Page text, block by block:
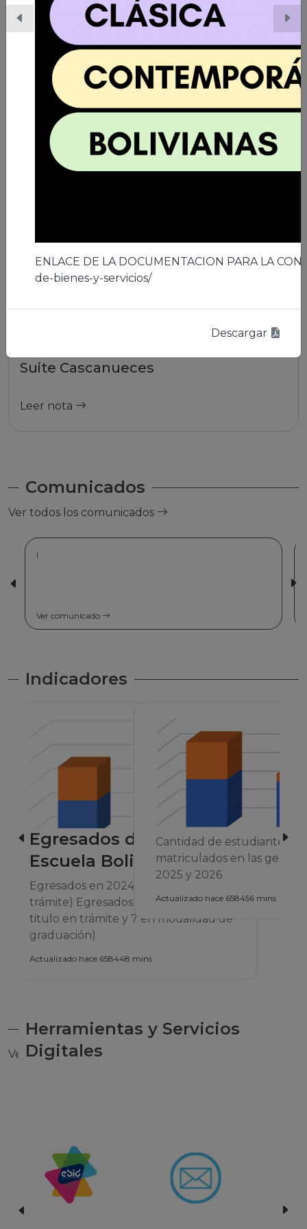
06/03/2026 | Ciudad de El Alto
A los 41 años de la ciudad de El Alto
Leer nota
Suite Cascanueces
Leer nota
Comunicados
Ver todos los comunicados
|
Ver comunicado
ENLACE DE LA DOCUMENTACION PARA LA
de-bienes-y-servicios/
Descargar
Indicadores
Cantidad de estudiantes
matriculados en las gestiones 2024,
Actualizado hace 658456 mins
Herramientas y Servicios
Digitales
Ver todas las herramientas